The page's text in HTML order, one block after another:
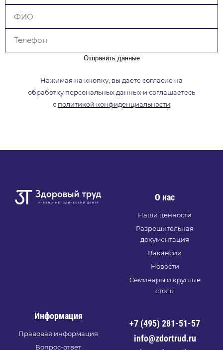
Отправить данные
Нажимая на кнопку, вы даете согласие на
обработку персональных данных и соглашаетесь
с политикой конфиденциальности
О нас
Наши ценности
Разрешительная
документация
Вакансии
Новости
Семинары и круглые
столы
Информация
Правовая информация
Вопрос-ответ
+7 (495) 281-51-57
info@zdortrud.ru